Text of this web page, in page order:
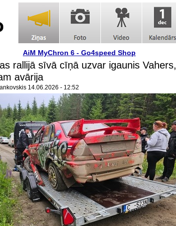
AiM MyChron 6 - Go4speed Shop
rallijā sīvā cīņā uzvar igaunis Vahers,
avārija
14.06.2026 - 12:52